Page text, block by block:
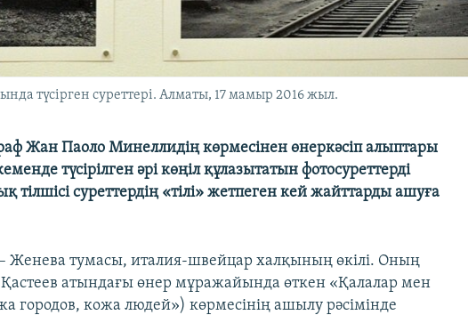
түсірген суреттері. Алматы, 17 мамыр 2016 жыл.
Жан Паоло Минеллидің көрмесінен өнеркәсіп алыптары
түсірілген әрі көңіл құлазытатын фотосуреттерді
тілшісі суреттердің «тілі» жетпеген кей жайттарды ашуға
тумасы, италия-швейцар халқының өкілі. Оның
атындағы өнер мұражайында өткен «Қалалар мен
городов, кожа людей») көрмесінің ашылу рәсімінде